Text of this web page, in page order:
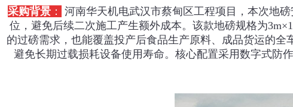
采购背景：
河南华天机电武汉市蔡甸区工程项目，本次地
位，避免后续二次施工产生额外成本。该款地磅规格为
的过磅需求，也能覆盖投产后食品生产原料、成品货运的
避免长期过载损耗设备使用寿命。核心配置采用数字式防